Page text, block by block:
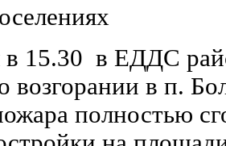
в 15.30 в ЕДДС
возгорании в п.
полностью